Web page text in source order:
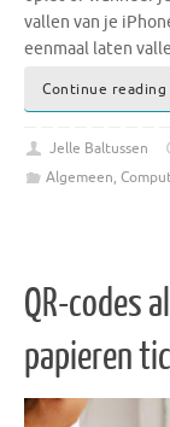
vallen van je
eenmaal laten
Continue reading
Jelle Baltussen
Algemeen,
QR-codes
papieren